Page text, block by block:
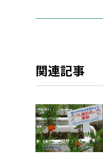
関連記事